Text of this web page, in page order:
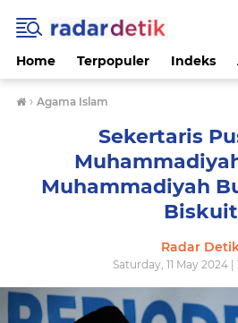
Home Terpopuler Indeks
› Agama Islam
Sekertaris
Muhammadiyah
Biskuit
Radar
Saturday, 11 May 2024 |